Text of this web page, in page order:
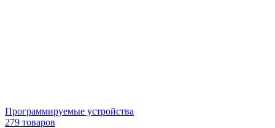
Программируемые устройства
279 товаров